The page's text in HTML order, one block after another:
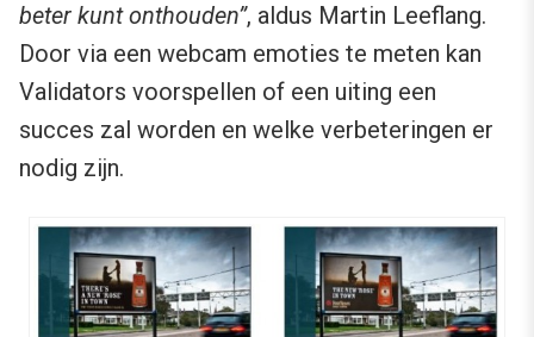
beter kunt onthouden”, aldus Martin Leeflang.
Door via een webcam emoties te meten kan
Validators voorspellen of een uiting een
succes zal worden en welke verbeteringen er
nodig zijn.